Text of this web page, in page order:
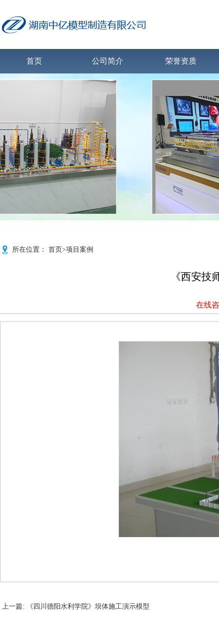
首页 公司简介 荣誉资质
3
Previous
所在位置： 首页>项目案例
《西安
在线
上一篇: 《四川德阳水利学院》坝体施工演示模型